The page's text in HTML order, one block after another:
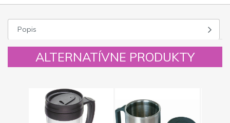
Popis
ALTERNATÍVNE PRODUKTY